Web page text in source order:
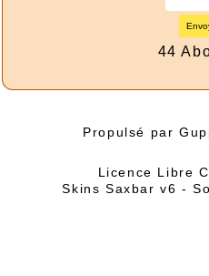
44
Propulsé par
Licence Libre
Skins Saxbar v6 -